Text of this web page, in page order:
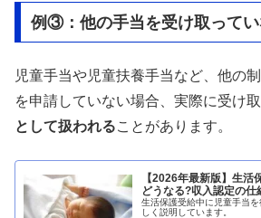
例③：他の手当を受け取って
児童手当や児童扶養手当など、他の
を申請していない場合、実際に受け
として扱われることがあります。
【2026年最新版】生活
どうなる?収入認定の仕
生活保護受給中に児童手当
しく説明しています。